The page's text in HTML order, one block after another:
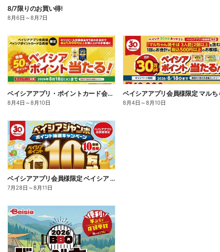
8/7限りのお買い得!
8月6日 ～8月7日
ベイシアアプリ・ポイントカード会員様限定 対象商品を1回で1,000円以上お買上でポイント当る!
8月4日 ～8月10日 8月4日 ～8月10日
ベイシアアプリ会員様限定 ベイシア ジャンボ ポイント抽選キャンペーン
7月28日 ～8月11日